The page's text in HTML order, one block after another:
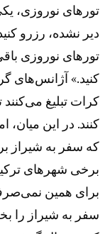
تور‌های نوروزی،
دیر نشده، رزرو
تور‌های نوروزی
کنید.» آژانس‌های
کرات تبلیغ
کنند. در این
که سفر به شیراز
برخی شهر‌های
برای همین
سفر به شیراز را